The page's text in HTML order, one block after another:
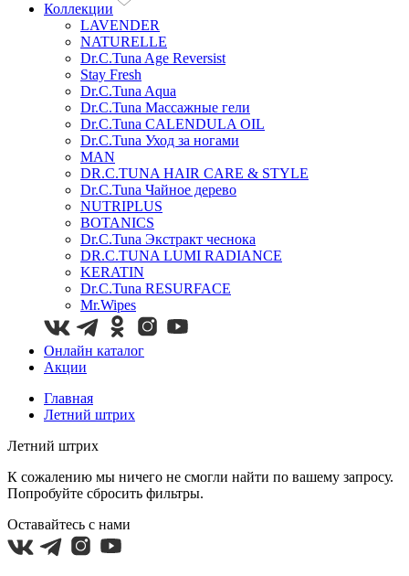
Коллекции
LAVENDER
NATURELLE
Dr.C.Tuna Age Reversist
Stay Fresh
Dr.C.Tuna Aqua
Dr.C.Tuna Массажные гели
Dr.C.Tuna CALENDULA OIL
Dr.C.Tuna Уход за ногами
MAN
DR.C.TUNA HAIR CARE & STYLE
Dr.C.Tuna Чайное дерево
NUTRIPLUS
BOTANICS
Dr.C.Tuna Экстракт чеснока
DR.C.TUNA LUMI RADIANCE
KERATIN
Dr.C.Tuna RESURFACE
Mr.Wipes
Онлайн каталог
Акции
Главная
Летний штрих
Летний штрих
К сожалению мы ничего не смогли найти по вашему запросу.
Попробуйте сбросить фильтры.
Оставайтесь с нами